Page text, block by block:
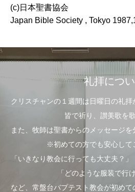
(c)日本聖書協会
Japan Bible Society , Tokyo
礼拝につ
クリスチャンの１週間は日曜日の礼
皆で祈り、讃美歌を
また、牧師は聖書からのメッセージを
※初めての方でも安心して
「いきなり教会に行っても大丈夫？」
「どのような服装で行
など、常盤台バプテスト教会が初め